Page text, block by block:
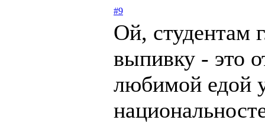
#9
Ой, студентам
выпивку - это
любимой едой